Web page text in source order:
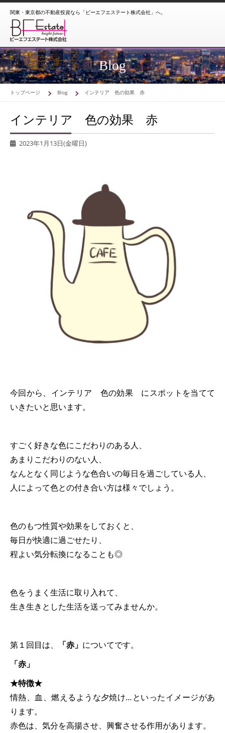
関東・東京都の不動産投資なら「ビーエフエステート株式会社」へ。
Blog
トップページ Blog インテリア 色の効果 赤
インテリア 色の効果 赤
2023年1月13日(金曜日)
今回から、インテリア 色の効果 にスポットを当てて
いきたいと思います。
すごく好きな色にこだわりのある人、
あまりこだわりのない人、
なんとなく同じような色合いの毎日を過ごしている人、
人によって色との付き合い方は様々でしょう。
色のもつ性質や効果をしておくと、
毎日が快適に過ごせたり、
程よい気分転換になることも◎
色をうまく生活に取り入れて、
生き生きとした生活を送ってみませんか。
第１回目は、 「赤」 についてです。
「赤」
★特徴★
情熱、血、燃えるような夕焼け…といったイメージがあ
ります。
赤色は、気分を高揚させ、興奮させる作用があります。